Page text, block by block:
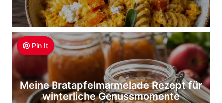
Pin It
Meine Bratapfelmarmelade Rezept für
winterliche Genussmomente